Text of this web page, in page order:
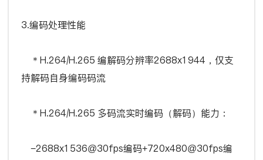
3.编码处理性能
＊H.264/H.265 编解码分辨率2688x1944，仅支
持解码自身编码码流
＊H.264/H.265 多码流实时编码（解码）能力：
−2688x1536@30fps编码+720x480@30fps编